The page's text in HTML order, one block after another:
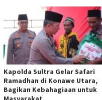
Kapolda Sultra Gelar Safari
Ramadhan di Konawe Utara,
Bagikan Kebahagiaan untuk